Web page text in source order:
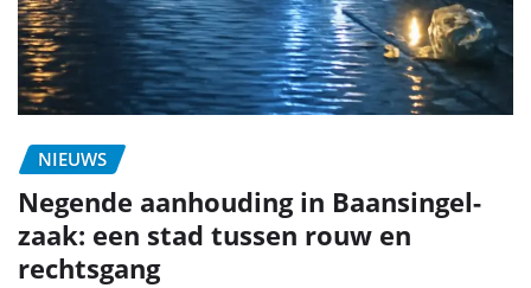
NIEUWS
Negende aanhouding in Baansingel-
zaak: een stad tussen rouw en
rechtsgang